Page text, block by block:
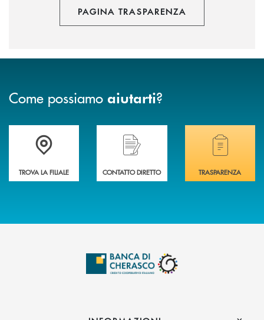
PAGINA TRASPARENZA
Come possiamo aiutarti?
Accedi all' elenco completo delle filiali .
TROVA LA FILIALE
Hai bisogno di assistenza immediata?
CONTATTO DIRETTO
Hai bisogno di
TRASPARENZA